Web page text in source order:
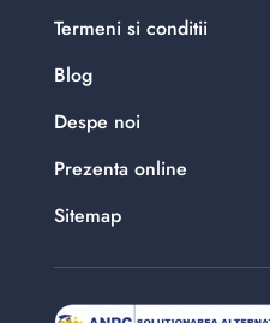
Termeni si conditii
Blog
Despe noi
Prezenta online
Sitemap